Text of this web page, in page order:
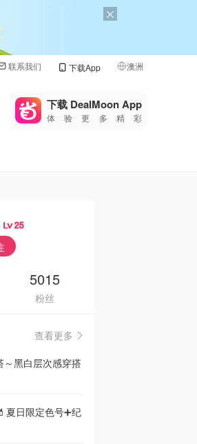
联系我们 下载App 澳洲
🇺🇸
🇨🇳 中国
🇮🇹
🇦🇺
🇳🇿新西兰
下载 DealMoon App
体验更多精彩
25
5015
粉丝
查看更多
黑白层次感穿搭
夏日限定色号➕纪